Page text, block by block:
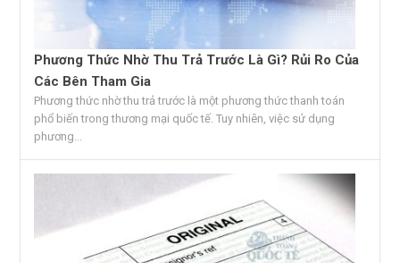
Phương Thức Nhờ Thu Trả Trước Là Gì? Rủi Ro Của
Các Bên Tham Gia
Phương thức nhờ thu trả trước là một phương thức thanh toán
phổ biến trong thương mại quốc tế. Tuy nhiên, việc sử dụng
phương...